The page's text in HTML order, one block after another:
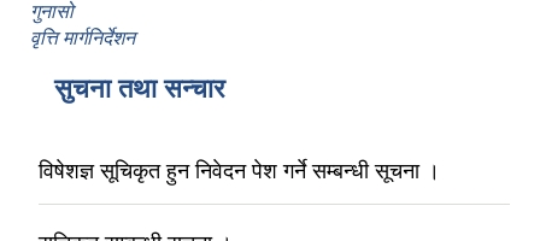
गुनासो
वृत्ति मार्गनिर्देशन
सुचना तथा सन्चार
विषेशज्ञ सूचिकृत हुन निवेदन पेश गर्ने सम्बन्धी सूचना ।